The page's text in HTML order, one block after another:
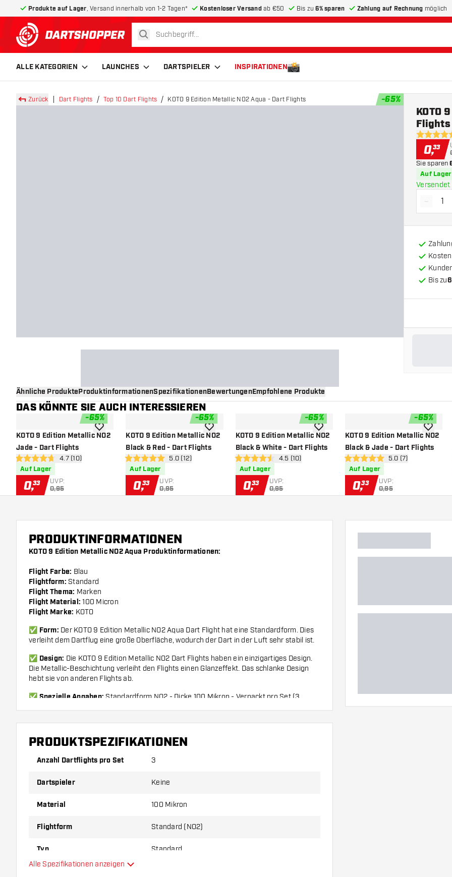
Produkte auf Lager , Versand innerhalb von 1-2 Tagen* Kostenloser Versandab €50 Bis zu6% sparen Zahlung auf Rechnung möglich
zurück zur Startseite
suchen
ALLE KATEGORIEN LAUNCHES DARTSPIELER INSPIRATIONEN
Zurück Dart Flights Top 10 Dart Flights KOTO 9 Edition Metallic NO2 Aqua - Dart Flights -65%
4.9
KOTO
Flights
0,33
Sie sparen
Auf Lager
Versendet
-
Bis zu
Ähnliche ProdukteProduktinformationenSpezifikationenBewertungenEmpfohlene Produkte
DAS KÖNNTE SIE AUCH INTERESSIEREN
-65%
KOTO 9 Edition Metallic NO2
Jade - Dart Flights
Bewertungsbereich öffnen
4.7 Bewertungssterne
4.7 (10)
Auf Lager
0,33 UVP:
0,95
Zur Wunschliste hinzufügen
-65%
KOTO 9 Edition Metallic NO2
Black & Red - Dart Flights
Bewertungsbereich öffnen
5 Bewertungssterne
5.0 (12)
Auf Lager
0,33 UVP:
0,95
Zur Wunschliste hinzufügen
-65%
KOTO 9 Edition Metallic NO2
Black & White - Dart Flights
Bewertungsbereich öffnen
4.5 Bewertungssterne
4.5 (10)
Auf Lager
0,33 UVP:
0,95
Zur Wunschliste hinzufügen
-65%
KOTO 9 Edition Metallic NO2
Black & Jade - Dart Flights
Bewertungsbereich
5 Bewertungssterne
5.0 (7)
Auf Lager
0,33 UVP:
0,95
Zur
PRODUKTINFORMATIONEN
KOTO 9 Edition Metallic NO2 Aqua Produktinformationen:
Flight Farbe: Blau
Flightform: Standard
Flight Thema: Marken
Flight Material: 100 Micron
Flight Marke: KOTO
✅ Form: Der KOTO 9 Edition Metallic NO2 Aqua Dart Flight hat eine Standardform. Dies
verleiht dem Dartflug eine große Oberfläche, wodurch der Dart in der Luft sehr stabil ist.
✅ Design: Die KOTO 9 Edition Metallic NO2 Dart Flights haben ein einzigartiges Design.
Die Metallic-Beschichtung verleiht den Flights einen Glanzeffekt. Das schlanke Design
hebt sie von anderen Flights ab.
✅ Spezielle Angaben: Standardform NO2 - Dicke 100 Mikron - Verpackt pro Set (3
✅ KOTO:Suchen Sie nach 'KOTO' und finden Sie alle King Of The Oche Produkte. KOTO
PRODUKTSPEZIFIKATIONEN
Anzahl Dartflights pro Set 3
Dartspieler Keine
Material 100 Mikron
Flightform Standard (NO2)
Typ Standard
Alle Spezifikationen anzeigen